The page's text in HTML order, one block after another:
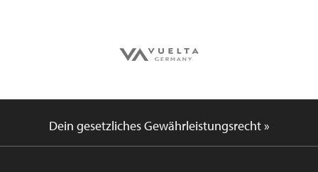
Dein gesetzliches Gewährleistungsrecht »